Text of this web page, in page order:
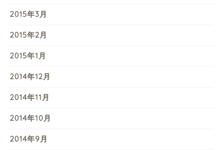
2015年3月
2015年2月
2015年1月
2014年12月
2014年11月
2014年10月
2014年9月